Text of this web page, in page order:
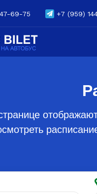
69-75 +7 (959)